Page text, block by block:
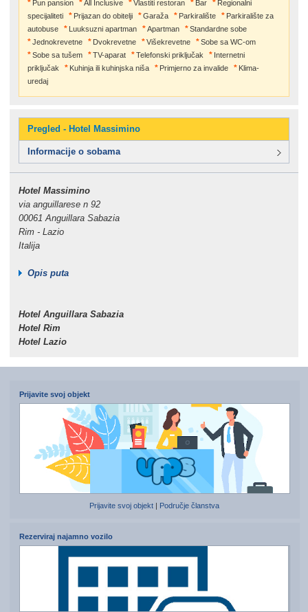
Pun pansion All Inclusive Vlastiti restoran Bar
Regionalni
specijaliteti
Prijazan do obitelji Garaža Parkiralište
Parkiralište za
autobuse
Luuksuzni apartman Apartman
Standardne sobe
Jednokrevetne
Dvokrevetne Višekrevetne
Sobe sa WC-om
Sobe sa tušem
TV-aparat Telefonski priključak
Internetni
priključak
Kuhinja ili kuhinjska niša Primjerno za invalide
Klima-
uredaj
Pregled - Hotel Massimino
Informacije o sobama
Hotel Massimino
via anguillarese n 92
00061 Anguillara Sabazia
Rim - Lazio
Italija
Opis puta
Hotel Anguillara Sabazia
Hotel Rim
Hotel Lazio
Prijavite svoj objekt
Prijavite svoj objekt Područje članstva
Rezerviraj najamno vozilo